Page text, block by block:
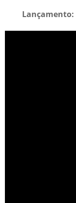
Lançamento: